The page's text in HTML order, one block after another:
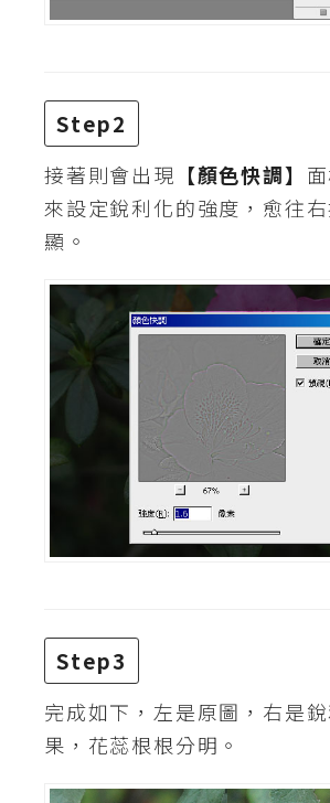
免
型
M
A
C
開
箱
開
熱
文
章
全
站
Step2
接著則會出現 【顏色快調】
來設定銳利化的強度，愈往
顯。
Step3
完成如下，左是原圖，右是
果，花蕊根根分明。